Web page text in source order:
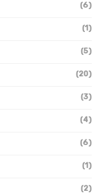
(6)
(1)
(5)
(20)
(3)
(4)
(6)
(1)
(2)